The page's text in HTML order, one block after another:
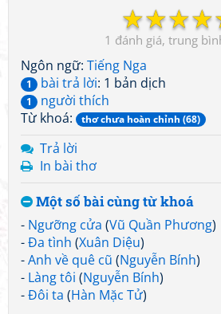
☆
☆
☆
☆
1
Ngôn ngữ: Tiếng Nga
1 bài trả lời: 1 bản dịch
1
người thích
Từ khoá:
thơ chưa hoàn chỉnh (68)
Trả lời
In bài thơ
Một số bài cùng từ khoá
- Ngưỡng cửa (Vũ Quần Phương)
-Đa tình (Xuân Diệu)
-Anh về quê cũ (Nguyễn Bính)
- Làng tôi (Nguyễn Bính)
-Đôi ta (Hàn Mặc Tử)